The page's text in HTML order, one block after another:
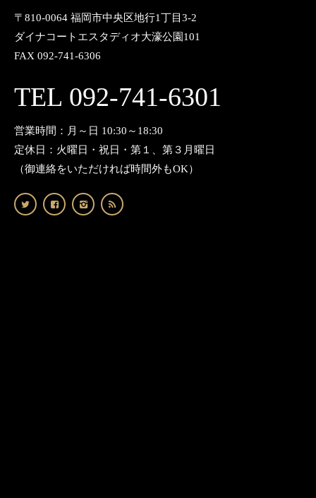
〒810-0064 福岡市中央区地行1丁目3-2
ダイナコートエスタディオ大濠公園101
FAX 092-741-6306
TEL 092-741-6301
営業時間：月～日 10:30～18:30
定休日：火曜日・祝日・第１、第３月曜日
（御連絡をいただければ時間外もOK）